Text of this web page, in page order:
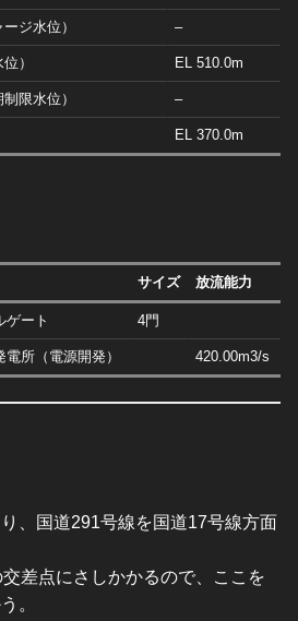
ジ水位） –
） EL 510.0m
限水位） –
EL 370.0m
サイズ 放流能力
ゲート 4門
電所（電源開発） 420.00m3/s
、国道291号線を国道17号線方面
差点にさしかかるので、ここを
。